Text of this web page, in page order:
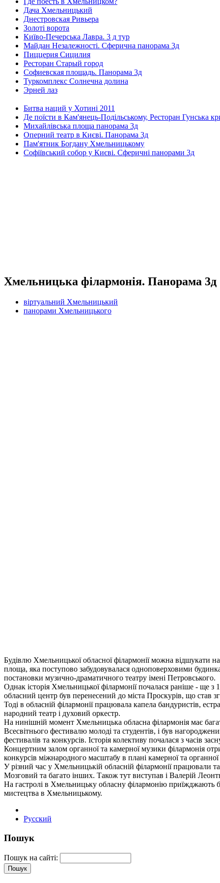
Дача Хмельницький
Днестровская Ривьера
Золоті ворота
Київо-Печерська Лавра. 3 д тур
Майдан Незалежності. Сферична панорама 3д
Пиццерия Сицилия
Ресторан Старый город
Софиевская площадь. Панорама 3д
Туркомплекс Солнечна долина
Эрней лаз
Битва наций у Хотині 2011
Де поїсти в Кам'янець-Подільському, Ресторан Гунська
Михайлівська площа панорама 3д
Оперний театр в Києві. Панорама 3д
Пам'ятник Богдану Хмельницькому
Софіївський собор у Києві. Сферичні панорами 3д
Хмельницька філармонія. Панорама 3д
віртуальний Хмельницький
панорами Хмельницького
Будівлю Хмельницької обласної філармонії можна відшукати
площа, яка поступово забудовувалася одноповерховими
постановки музично-драматичного театру імені Петровського.
Однак історія Хмельницької філармонії почалася раніше - ще
обласний центр був перенесений до міста Проскурів, що став
Тоді в обласній філармонії працювала капела бандуристів,
народний театр і духовий оркестр.
На нинішній момент Хмельницька обласна філармонія має
Всесвітнього фестивалю молоді та студентів, і був
фестивалів та конкурсів. Історія колективу почалася з часів
Концертним залом органної та камерної музики філармонія
конкурсів міжнародного масштабу в плані камерної та
У різний час у Хмельницькій обласній філармонії працювали
Мозговий та багато інших. Також тут виступав і Валерій
На гастролі в Хмельницьку обласну філармонію приїжджають
мистецтва в Хмельницькому.
Русский
Пошук
Пошук на сайті: